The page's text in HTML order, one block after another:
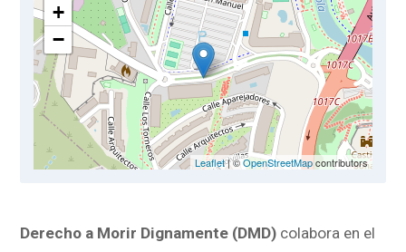
+
−
Leaflet| ©OpenStreetMapcontributors
Derecho a Morir Dignamente (DMD) colabora en el